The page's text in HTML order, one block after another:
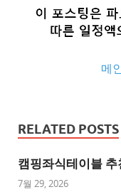
메
사
이
트
RELATED POSTS
캠핑좌식테이블
7월 29, 2026